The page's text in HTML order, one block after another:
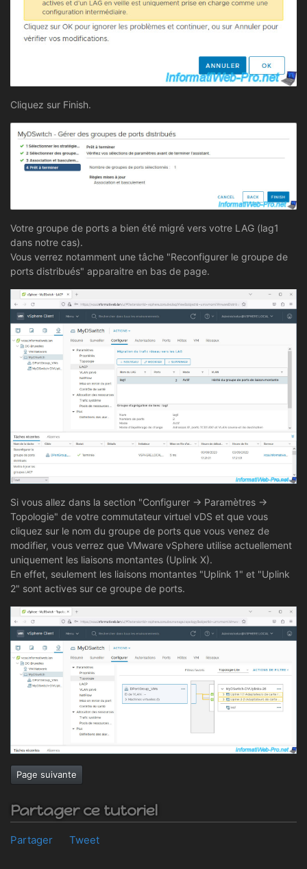
Cliquez sur Finish.
Votre groupe de ports a bien été migré vers votre LAG (lag1
dans notre cas).
Vous verrez notamment une tâche "Reconfigurer le groupe de
ports distribués" apparaitre en bas de page.
Si vous allez dans la section "Configurer -> Paramètres ->
Topologie" de votre commutateur virtuel vDS et que vous
cliquez sur le nom du groupe de ports que vous venez de
modifier, vous verrez que VMware vSphere utilise actuellement
uniquement les liaisons montantes (Uplink X).
En effet, seulement les liaisons montantes "Uplink 1" et "Uplink
2" sont actives sur ce groupe de ports.
Page suivante
Partager ce tutoriel
Partager Tweet